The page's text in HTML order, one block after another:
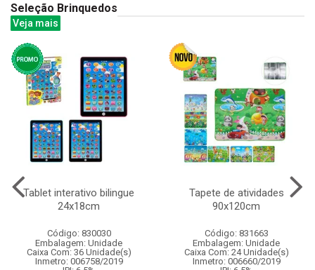
Seleção Brinquedos
Veja mais
Tablet interativo bilingue
24x18cm
Código: 830030
Embalagem: Unidade
Caixa Com: 36 Unidade(s)
Inmetro: 006758/2019
Tapete de atividades
90x120cm
Código: 831663
Embalagem: Unidade
Caixa Com: 24 Unidade(s)
Inmetro: 006660/2019